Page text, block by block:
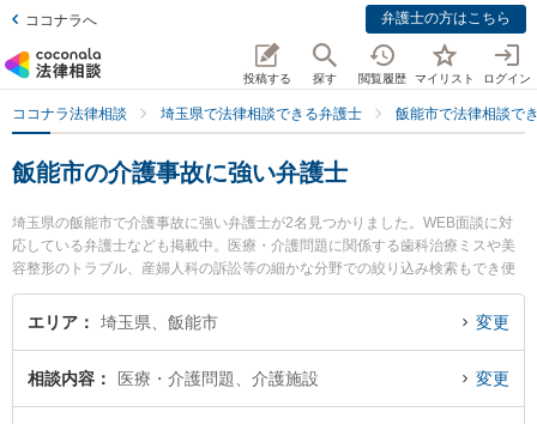
ココナラへ 弁護士の方はこちら
投稿する 探す 閲覧履歴 マイリスト ログイン
ココナラ法律相談 埼玉県で法律相談できる弁護士 飯能市で法律相談で
飯能市の介護事故に強い弁護士
埼玉県の飯能市で介護事故に強い弁護士が2名見つかりました。WEB面談に対
応している弁護士なども掲載中。医療・介護問題に関係する歯科治療ミスや美
容整形のトラブル、産婦人科の訴訟等の細かな分野での絞り込み検索もでき便
利です。特にこだまや法律事務所 飯能事務所の黒見 恵弁護士やこだまや法律事
務所 飯能事務所の本間 由也弁護士のプロフィール情報や弁護士費用、強みなど
弁護士を検索したい』『初回相談無料で介護事故を法律相談できる飯能市内の
弁護士に相談予約したい』などでお困りの相談者さんにおすすめです。
エリア 埼玉県、飯能市 変更
相談内容 医療・介護問題、介護施設 変更